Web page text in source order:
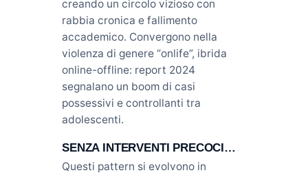
creando un circolo vizioso con
rabbia cronica e fallimento
accademico. Convergono nella
violenza di genere “onlife”, ibrida
online-offline: report 2024
segnalano un boom di casi
possessivi e controllanti tra
adolescenti.
SENZA INTERVENTI PRECOCI…
Questi pattern si evolvono in